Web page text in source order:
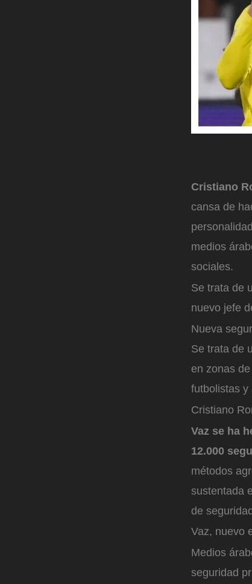
Cristiano
cansa de
medios
sociales.
Se trata de
nuevo jefe
Nueva
Se trata de
en zonas
futbolistas y
Cristiano
Vaz se ha
12.000
métodos
sustentada
de
Vaz, nuevo
Medios
seguridad